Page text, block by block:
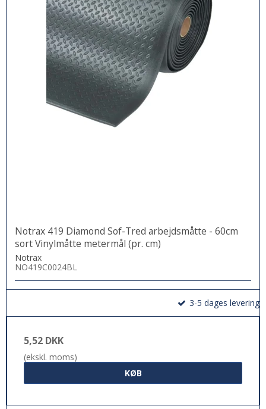
Notrax 419 Diamond Sof-Tred arbejdsmåtte - 60cm
sort Vinylmåtte metermål (pr. cm)
Notrax
NO419C0024BL
3-5 dages levering
5,52 DKK
(ekskl. moms)
KØB